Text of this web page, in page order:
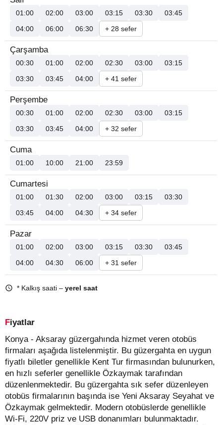
01:00 02:00 03:00 03:15 03:30
03:45
04:00
06:00 06:30 + 28 sefer
Çarşamba
00:30 01:00 02:00 02:30 03:00
03:15
03:30
03:45 04:00 + 41 sefer
Perşembe
00:30 01:00 02:00 02:30 03:00
03:15
03:30
03:45 04:00 + 32 sefer
Cuma
01:00 10:00 21:00 23:59
Cumartesi
01:00 01:30 02:00 03:00 03:15
03:30
03:45
04:00 04:30 + 34 sefer
Pazar
01:00 02:00 03:00 03:15 03:30
03:45
04:00
04:30 06:00 + 31 sefer
* Kalkış saati – yerel saat
Fiyatlar
Konya - Aksaray güzergahında hizmet veren otobüs
firmaları aşağıda listelenmiştir. Bu güzergahta en uygun
fiyatlı biletler genellikle Kent Tur firmasından bulunurken,
en hızlı seferler genellikle Özkaymak tarafından
düzenlenmektedir. Bu güzergahta sık sefer düzenleyen
otobüs firmalarının başında ise Yeni Aksaray Seyahat ve
Özkaymak gelmektedir. Modern otobüslerde genellikle
Wi-Fi, 220V priz ve USB donanımları bulunmaktadır.